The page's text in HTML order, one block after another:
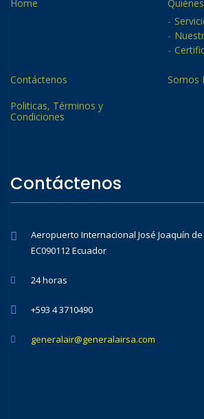
Home
Contáctenos
Somos
Politicas, Términos y
Condiciones
Contáctenos
Aeropuerto Internacional José Joaquín
EC090112 Ecuador
24 horas
+593 4 3710490
generalair@generalairsa.com